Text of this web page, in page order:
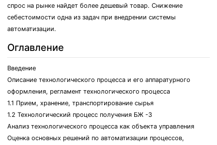
спрос на рынке найдет более дешевый товар. Снижение
себестоимости одна из задач при внедрении системы
автоматизации.
Оглавление
Введение
Описание технологического процесса и его аппаратурного
оформления, регламент технологического процесса
1.1 Прием, хранение, транспортирование сырья
1.2 Технологический процесс получения БЖ -3
Анализ технологического процесса как объекта управления
Оценка основных решений по автоматизации процессов,